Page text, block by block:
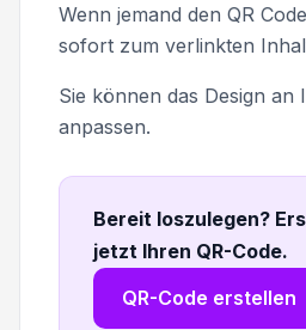
Wenn jemand den QR
sofort zum verlinkten
Sie können das Design an
anpassen.
Bereit loszulegen?
jetzt Ihren QR-Code.
QR-Code erstellen